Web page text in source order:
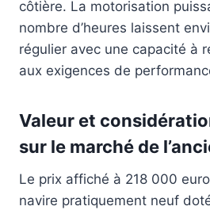
côtière. La motorisation
nombre d’heures laissent
régulier avec une capacité à
aux exigences de
Valeur et
sur le marché de
Le prix affiché à 218 000
navire pratiquement neuf